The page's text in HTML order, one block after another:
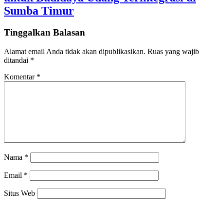
Sumba Timur
Tinggalkan Balasan
Alamat email Anda tidak akan dipublikasikan. Ruas yang wajib
ditandai *
Komentar *
Nama *
Email *
Situs Web